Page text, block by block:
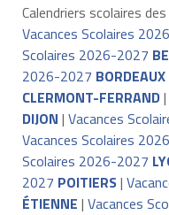
Calendriers scolaires
Vacances Scolaires
Scolaires 2026-2027
2026-2027 BORDEAUX
CLERMONT-FERRAND|
DIJON | Vacances
Vacances Scolaires
Scolaires 2026-2027
2027 POITIERS|
ÉTIENNE | Vacances